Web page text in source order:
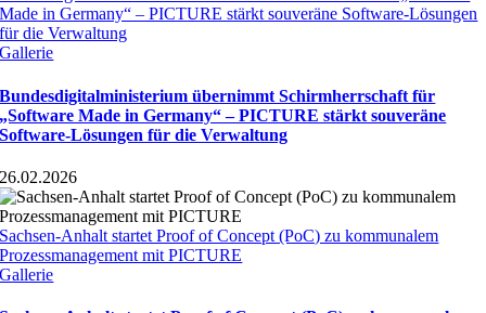
Made in Germany“ – PICTURE stärkt souveräne Software-Lösungen
für die Verwaltung
Gallerie
Bundesdigitalministerium übernimmt Schirmherrschaft für
„Software Made in Germany“ – PICTURE stärkt souveräne
Software-Lösungen für die Verwaltung
26.02.2026
Sachsen-Anhalt startet Proof of Concept (PoC) zu kommunalem
Prozessmanagement mit PICTURE
Gallerie